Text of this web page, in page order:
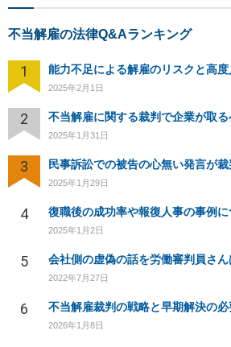
不当解雇の法律Q&Aランキング
1 能力不足による解雇のリスクと高
2025年2月1日
2 不当解雇に関する裁判で企業が取る
2025年1月31日
3 民事訴訟での被告の心無い発言が
2025年1月29日
4 復職後の成功率や報復人事の事例
2025年1月2日
5
2022年7月27日
6 不当解雇裁判の戦略と早期解決の
2026年1月8日